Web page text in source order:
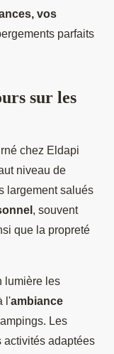
vos
parfaits
sur les
chez Eldapi
niveau de
largement salués
, souvent
que la propreté
lumière les
l'ambiance
Les
activités adaptées